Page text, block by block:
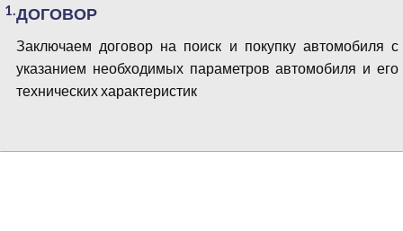
1.ДОГОВОР
Заключаем договор на поиск и покупку автомобиля с
указанием необходимых параметров автомобиля и его
технических характеристик